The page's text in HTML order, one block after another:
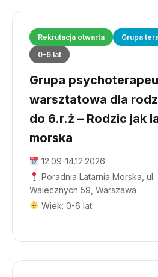
Rekrutacja otwarta
Grupa
0-6 lat
Grupa
warsztatowa dla
do 6.r.ż – Rodzic jak
morska
12.09-14.12.2026
Poradnia Latarnia Morska, ul.
Walecznych 59, Warszawa
Wiek: 0-6 lat